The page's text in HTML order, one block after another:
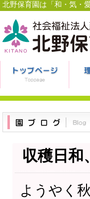
北野保育園は「和・気・
収穫日和
ようやく